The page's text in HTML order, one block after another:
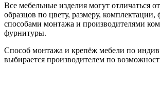
Все мебельные изделия могут отличаться
образцов по цвету, размеру, комплектации,
способами монтажа и производителями
фурнитуры.
Способ монтажа и крепёж мебели по
выбирается производителем по